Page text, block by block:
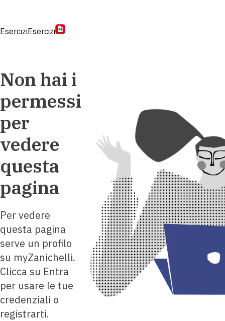
EserciziEsercizi
Non hai i
permessi
per
vedere
questa
pagina
Per vedere
questa pagina
serve un profilo
su myZanichelli.
Clicca su Entra
per usare le tue
credenziali o
registrarti.